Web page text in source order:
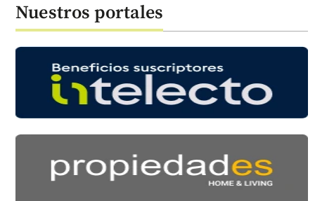
Nuestros portales